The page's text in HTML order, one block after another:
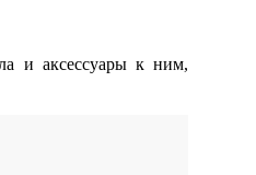
и аксессуары к ним,